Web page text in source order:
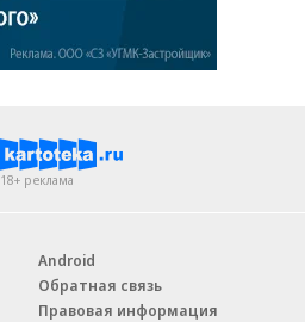
18+ реклама
Android
Обратная связь
Правовая информация